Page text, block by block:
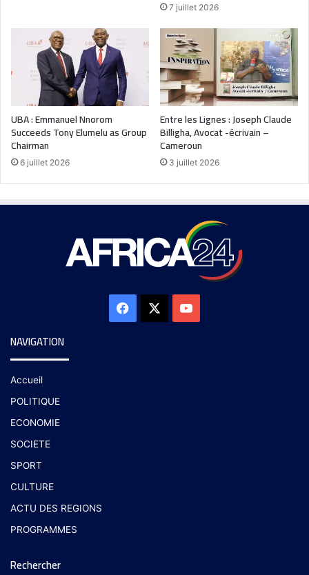
7 juillet 2026
UBA : Emmanuel Nnorom
Succeeds Tony Elumelu as Group
Chairman
6 juillet 2026
Entre les Lignes : Joseph Claude
Billigha, Avocat -écrivain –
Cameroun
3 juillet 2026
NAVIGATION
Accueil
POLITIQUE
ECONOMIE
SOCIETE
SPORT
CULTURE
ACTU DES REGIONS
PROGRAMMES
Rechercher